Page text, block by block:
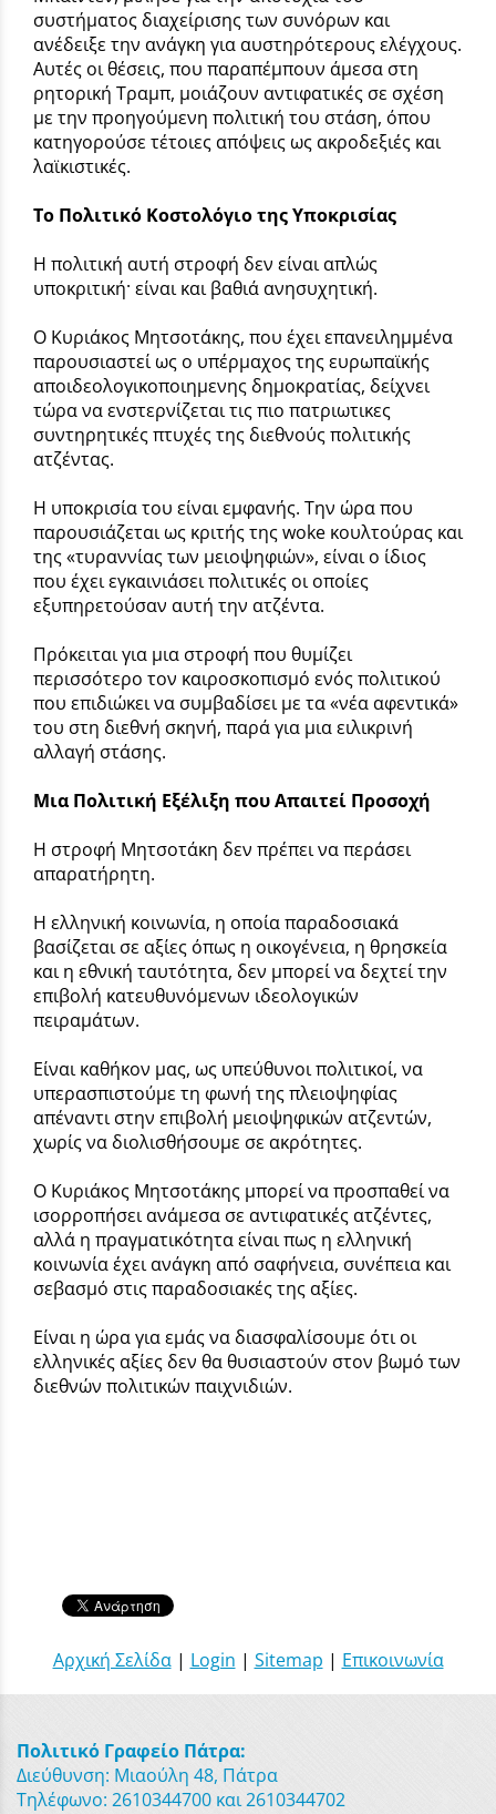
συστήματος διαχείρισης των συνόρων και
ανέδειξε την ανάγκη για αυστηρότερους ελέγχους.
Αυτές οι θέσεις, που παραπέμπουν άμεσα στη
ρητορική Τραμπ, μοιάζουν αντιφατικές σε σχέση
με την προηγούμενη πολιτική του στάση, όπου
κατηγορούσε τέτοιες απόψεις ως ακροδεξιές και
λαϊκιστικές.
Το Πολιτικό Κοστολόγιο της Υποκρισίας
Η πολιτική αυτή στροφή δεν είναι απλώς
υποκριτική· είναι και βαθιά ανησυχητική.
Ο Κυριάκος Μητσοτάκης, που έχει επανειλημμένα
παρουσιαστεί ως ο υπέρμαχος της ευρωπαϊκής
αποιδεολογικοποιημενης δημοκρατίας, δείχνει
τώρα να ενστερνίζεται τις πιο πατριωτικες
συντηρητικές πτυχές της διεθνούς πολιτικής
ατζέντας.
Η υποκρισία του είναι εμφανής. Την ώρα που
παρουσιάζεται ως κριτής της woke κουλτούρας και
της «τυραννίας των μειοψηφιών», είναι ο ίδιος
που έχει εγκαινιάσει πολιτικές οι οποίες
εξυπηρετούσαν αυτή την ατζέντα.
Πρόκειται για μια στροφή που θυμίζει
περισσότερο τον καιροσκοπισμό ενός πολιτικού
που επιδιώκει να συμβαδίσει με τα «νέα αφεντικά»
του στη διεθνή σκηνή, παρά για μια ειλικρινή
αλλαγή στάσης.
Μια Πολιτική Εξέλιξη που Απαιτεί Προσοχή
Η στροφή Μητσοτάκη δεν πρέπει να περάσει
απαρατήρητη.
Η ελληνική κοινωνία, η οποία παραδοσιακά
βασίζεται σε αξίες όπως η οικογένεια, η θρησκεία
και η εθνική ταυτότητα, δεν μπορεί να δεχτεί την
επιβολή κατευθυνόμενων ιδεολογικών
πειραμάτων.
Είναι καθήκον μας, ως υπεύθυνοι πολιτικοί, να
υπερασπιστούμε τη φωνή της πλειοψηφίας
απέναντι στην επιβολή μειοψηφικών ατζεντών,
χωρίς να διολισθήσουμε σε ακρότητες.
Ο Κυριάκος Μητσοτάκης μπορεί να προσπαθεί να
ισορροπήσει ανάμεσα σε αντιφατικές ατζέντες,
αλλά η πραγματικότητα είναι πως η ελληνική
κοινωνία έχει ανάγκη από σαφήνεια, συνέπεια και
σεβασμό στις παραδοσιακές της αξίες.
Είναι η ώρα για εμάς να διασφαλίσουμε ότι οι
ελληνικές αξίες δεν θα θυσιαστούν στον βωμό των
διεθνών πολιτικών παιχνιδιών.
Αρχική Σελίδα| Login | Sitemap | Επικοινωνία
Πολιτικό Γραφείο Πάτρα:
Διεύθυνση: Μιαούλη 48, Πάτρα
Τηλέφωνο: 2610344700 και 2610344702